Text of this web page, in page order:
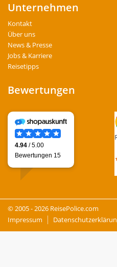
Unternehmen
Kontakt
Über uns
News & Presse
Jobs & Karriere
Reisetipps
Bewertungen
© 2005 - 2026 ReisePolice.com
Impressum